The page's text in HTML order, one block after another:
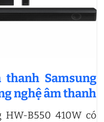
Samsung
nghệ âm thanh
B550 410W có